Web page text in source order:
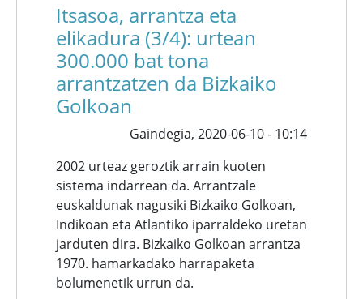
Itsasoa, arrantza eta
elikadura (3/4): urtean
300.000 bat tona
arrantzatzen da Bizkaiko
Golkoan
Gaindegia, 2020-06-10 - 10:14
2002 urteaz geroztik arrain kuoten
sistema indarrean da. Arrantzale
euskaldunak nagusiki Bizkaiko Golkoan,
Indikoan eta Atlantiko iparraldeko uretan
jarduten dira. Bizkaiko Golkoan arrantza
1970. hamarkadako harrapaketa
bolumenetik urrun da.